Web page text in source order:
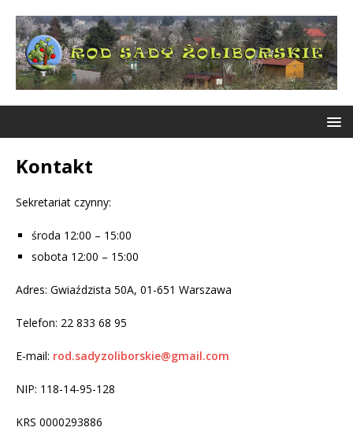
Kontakt
Sekretariat czynny:
środa 12:00 – 15:00
sobota 12:00 – 15:00
Adres: Gwiaździsta 50A, 01-651 Warszawa
Telefon: 22 833 68 95
E-mail: rod.sadyzoliborskie@gmail.com
NIP: 118-14-95-128
KRS 0000293886